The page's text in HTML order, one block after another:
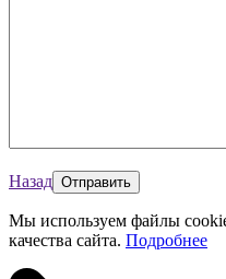
Назад
Мы используем файлы
качества сайта. Подробнее